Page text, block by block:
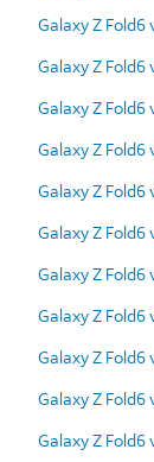
Galaxy Z Fold6
Galaxy Z Fold6
Galaxy Z Fold6
Galaxy Z Fold6
Galaxy Z Fold6
Galaxy Z Fold6
Galaxy Z Fold6
Galaxy Z Fold6
Galaxy Z Fold6
Galaxy Z Fold6
Galaxy Z Fold6